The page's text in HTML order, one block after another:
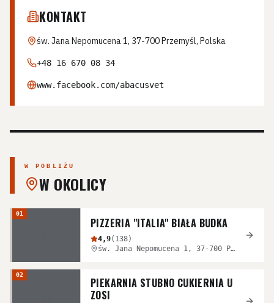
KONTAKT
św. Jana Nepomucena 1, 37-700 Przemyśl, Polska
+48 16 670 08 34
www.facebook.com/abacusvet
W POBLIŻU
W OKOLICY
01
PIZZERIA "ITALIA" BIAŁA BUDKA
4,9( 138)
św. Jana Nepomucena 1, 37-700 Przemyśl, Polska
02
PIEKARNIA STUBNO CUKIERNIA U
ZOSI